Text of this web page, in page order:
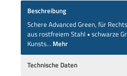
Beschreibung
Schere Advanced Green, für
aus rostfreiem Stahl • schwarze
Kunsts… Mehr
Technische Daten